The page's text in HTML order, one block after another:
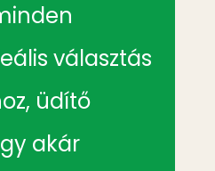
választás
üdítő
akár